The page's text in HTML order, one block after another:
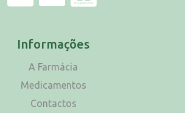
Informações
A Farmácia
Medicamentos
Contactos